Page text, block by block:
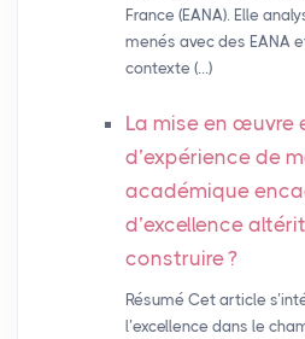
France (EANA). Elle
menés avec des EANA
contexte (…)
La mise en œuvre
d’expérience de
académique
d’excellence
construire?
Résumé Cet article
l’excellence dans le